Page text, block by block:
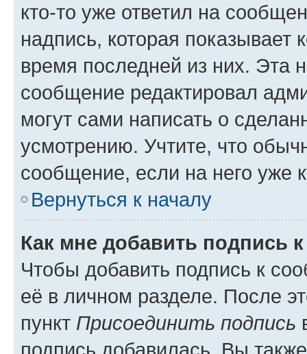
кто-то уже ответил на
надпись, которая показывает
время последней из них. Эта
сообщение редактировал
могут сами написать о
усмотрению. Учтите, что
сообщение, если на него уже
Вернуться к началу
Как мне добавить подпись
Чтобы добавить подпись к
её в личном разделе. После
пункт Присоединить подпись